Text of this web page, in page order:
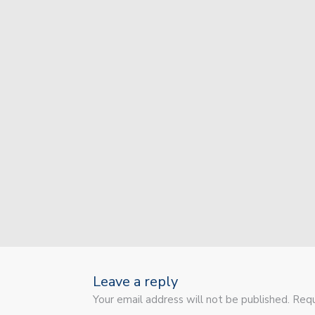
Leave a reply
Your email address will not be published.